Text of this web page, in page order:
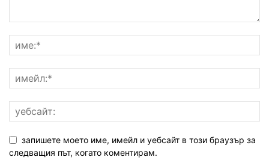
запишете моето име, имейл и уебсайт в този браузър за
следващия път, когато коментирам.